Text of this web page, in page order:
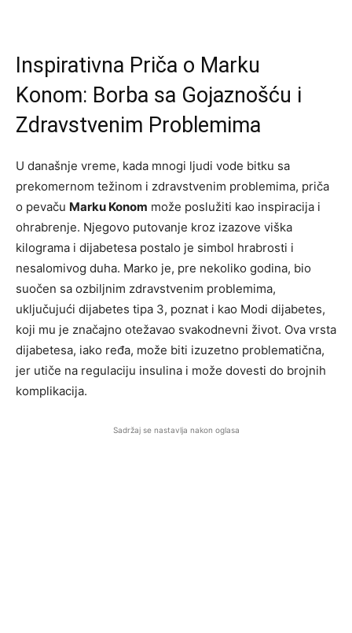
Inspirativna Priča o Marku
Konom: Borba sa Gojaznošću i
Zdravstvenim Problemima
U današnje vreme, kada mnogi ljudi vode bitku sa
prekomernom težinom i zdravstvenim problemima, priča
o pevaču Marku Konom može poslužiti kao inspiracija i
ohrabrenje. Njegovo putovanje kroz izazove viška
kilograma i dijabetesa postalo je simbol hrabrosti i
nesalomivog duha. Marko je, pre nekoliko godina, bio
suočen sa ozbiljnim zdravstvenim problemima,
uključujući dijabetes tipa 3, poznat i kao Modi dijabetes,
koji mu je značajno otežavao svakodnevni život. Ova vrsta
dijabetesa, iako ređa, može biti izuzetno problematična,
jer utiče na regulaciju insulina i može dovesti do brojnih
komplikacija.
Sadržaj se nastavlja nakon oglasa